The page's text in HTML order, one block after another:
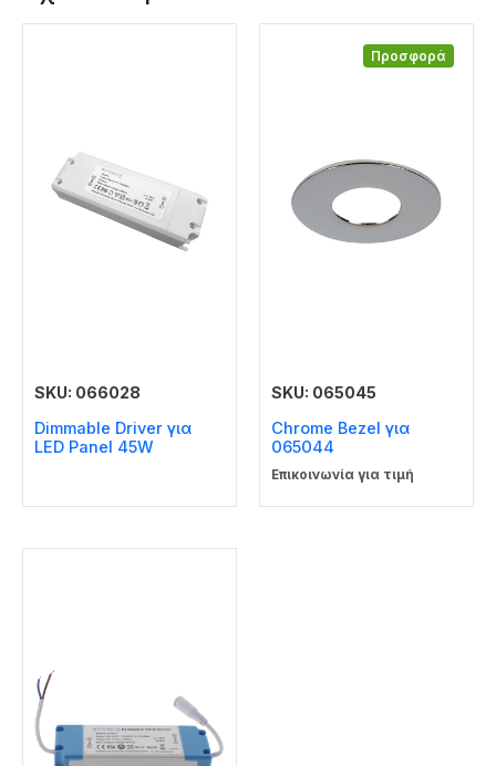
SKU: 066028
Dimmable Driver για
LED Panel 45W
Προσφορά
SKU: 065045
Chrome Bezel για
065044
Επικοινωνία για τιμή